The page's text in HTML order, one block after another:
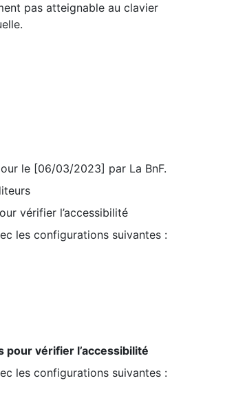
pas atteignable au clavier
le [06/03/2023] par La BnF.
vérifier l’accessibilité
les configurations suivantes :
pour vérifier l’accessibilité
les configurations suivantes :